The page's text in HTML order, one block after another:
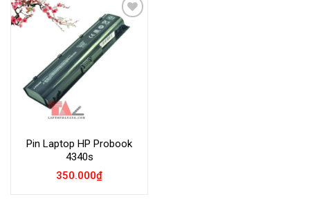
Add to
Wishlist
Pin Laptop HP Probook
4340s
350.000₫